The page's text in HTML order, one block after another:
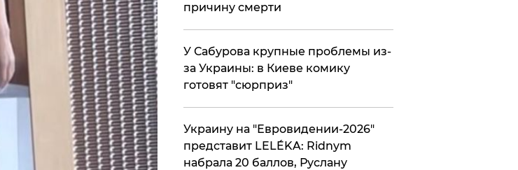
причину смерти
У Сабурова крупные проблемы из-
за Украины: в Киеве комику
готовят "сюрприз"
Украину на "Евровидении-2026"
представит LELÉKA: Ridnym
набрала 20 баллов, Руслану